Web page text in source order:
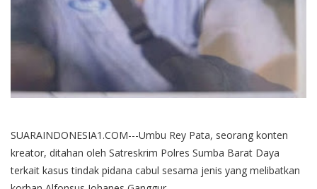
SUARAINDONESIA1.COM---Umbu Rey Pata, seorang konten
kreator, ditahan oleh Satreskrim Polres Sumba Barat Daya
terkait kasus tindak pidana cabul sesama jenis yang melibatkan